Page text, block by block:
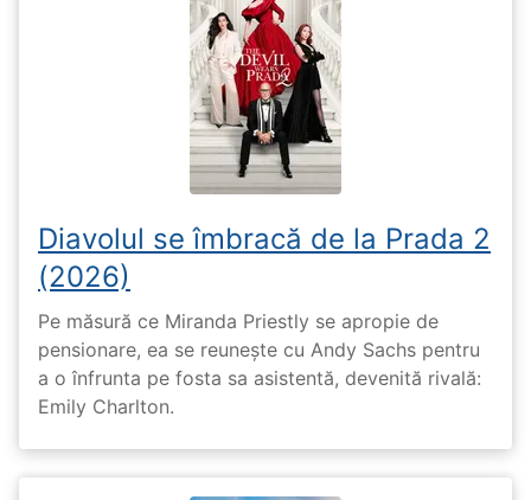
Diavolul se îmbracă de la Prada 2
(2026)
Pe măsură ce Miranda Priestly se apropie de
pensionare, ea se reunește cu Andy Sachs pentru
a o înfrunta pe fosta sa asistentă, devenită rivală:
Emily Charlton.